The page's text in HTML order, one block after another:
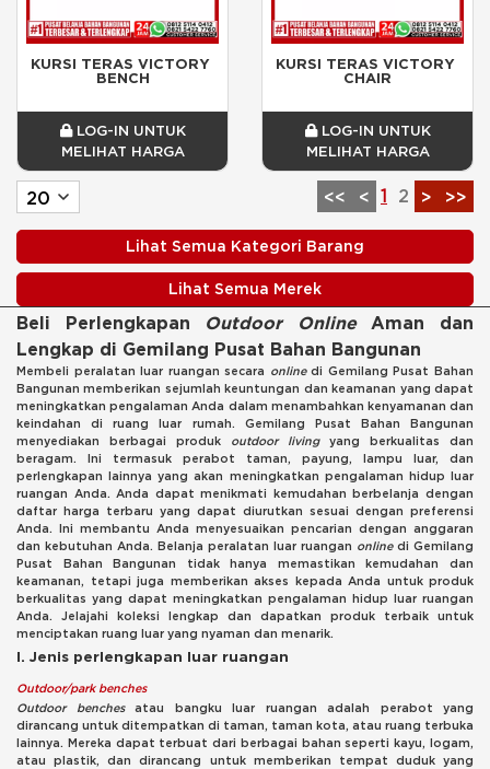
KURSI TERAS VICTORY
BENCH
LOG-IN UNTUK
MELIHAT HARGA
KURSI TERAS VICTORY
CHAIR
LOG-IN UNTUK
MELIHAT HARGA
<< < 1 2 > >>
Lihat Semua Kategori Barang
Lihat Semua Merek
Beli Perlengkapan Outdoor OnlineAman dan
Lengkap di Gemilang Pusat Bahan Bangunan
Membeli peralatan luar ruangan secara onlinedi Gemilang Pusat Bahan
Bangunan memberikan sejumlah keuntungan dan keamanan yang dapat
meningkatkan pengalaman Anda dalam menambahkan kenyamanan dan
keindahan di ruang luar rumah. Gemilang Pusat Bahan Bangunan
menyediakan berbagai produk outdoor livingyang berkualitas dan
beragam. Ini termasuk perabot taman, payung, lampu luar, dan
perlengkapan lainnya yang akan meningkatkan pengalaman hidup luar
ruangan Anda. Anda dapat menikmati kemudahan berbelanja dengan
daftar harga terbaru yang dapat diurutkan sesuai dengan preferensi
Anda. Ini membantu Anda menyesuaikan pencarian dengan anggaran
dan kebutuhan Anda. Belanja peralatan luar ruangan onlinedi Gemilang
Pusat Bahan Bangunan tidak hanya memastikan kemudahan dan
keamanan, tetapi juga memberikan akses kepada Anda untuk produk
berkualitas yang dapat meningkatkan pengalaman hidup luar ruangan
Anda. Jelajahi koleksi lengkap dan dapatkan produk terbaik untuk
menciptakan ruang luar yang nyaman dan menarik.
I. Jenis perlengkapan luar ruangan
Outdoor/park benches
Outdoor benchesatau bangku luar ruangan adalah perabot yang
dirancang untuk ditempatkan di taman, taman kota, atau ruang terbuka
lainnya. Mereka dapat terbuat dari berbagai bahan seperti kayu, logam,
atau plastik, dan dirancang untuk memberikan tempat duduk yang